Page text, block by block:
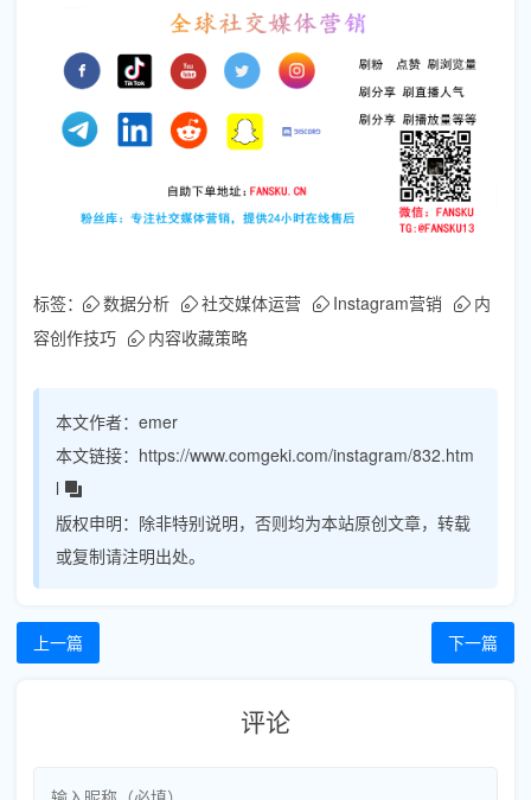
标签： 数据分析 社交媒体运营 Instagram营销
内
容创作技巧
内容收藏策略
本文作者： emer
本文链接： https://www.comgeki.com/instagram/832.htm
l
版权申明： 除非特别说明，否则均为本站原创文章，转载
或复制请注明出处。
上一篇 下一篇
评论